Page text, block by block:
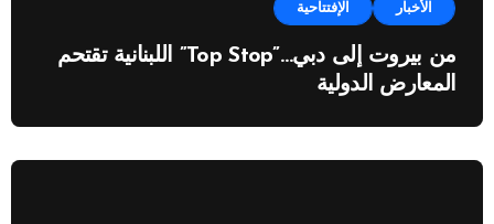
الأخبار الإفتتاحية
من بيروت إلى دبي…”Top Stop” اللبنانية تقتحم
المعارض الدولية